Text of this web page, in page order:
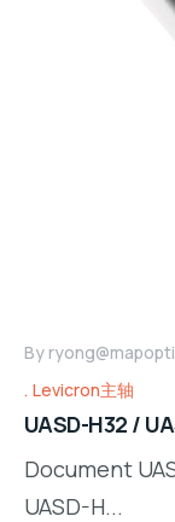
By
Levicron主轴
UASD-H32 /
Document
UASD-H...